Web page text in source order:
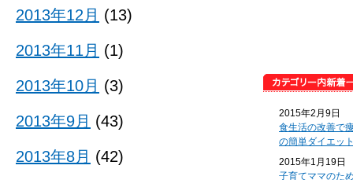
2015年2月9日
食生活の改善で
の簡単ダイエッ
2015年1月19日
子育てママのた
2013年12月 (13)
2013年11月 (1)
2013年10月 (3)
2013年9月 (43)
2013年8月 (42)